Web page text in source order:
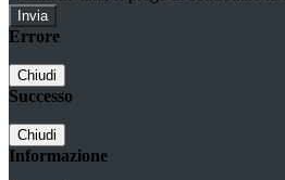
Errore
Chiudi
Successo
Chiudi
Informazione